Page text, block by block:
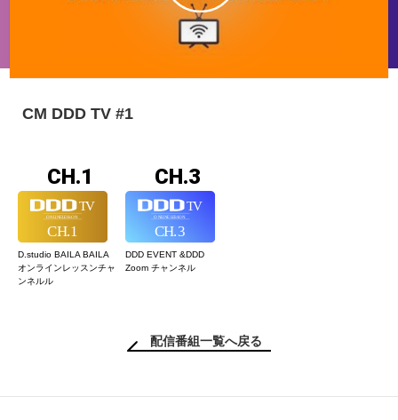
CM DDD TV #1
CH.1
D.studio BAILA BAILA
オンラインレッスンチャ
ンネルル
CH.3
DDD EVENT &DDD
Zoom チャンネル
配信番組一覧へ戻る